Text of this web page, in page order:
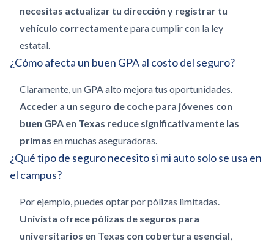
necesitas actualizar tu dirección y registrar tu
vehículo correctamentepara cumplir con la ley
estatal.
¿Cómo afecta un buen GPA al costo del seguro?
Claramente, un GPA alto mejora tus oportunidades.
Acceder a un seguro de coche para jóvenes con
buen GPA en Texas reduce significativamente las
primas en muchas aseguradoras.
¿Qué tipo de seguro necesito si mi auto solo se usa en
el campus?
Por ejemplo, puedes optar por pólizas limitadas.
Univista ofrece pólizas de seguros para
universitarios en Texas con cobertura esencial,